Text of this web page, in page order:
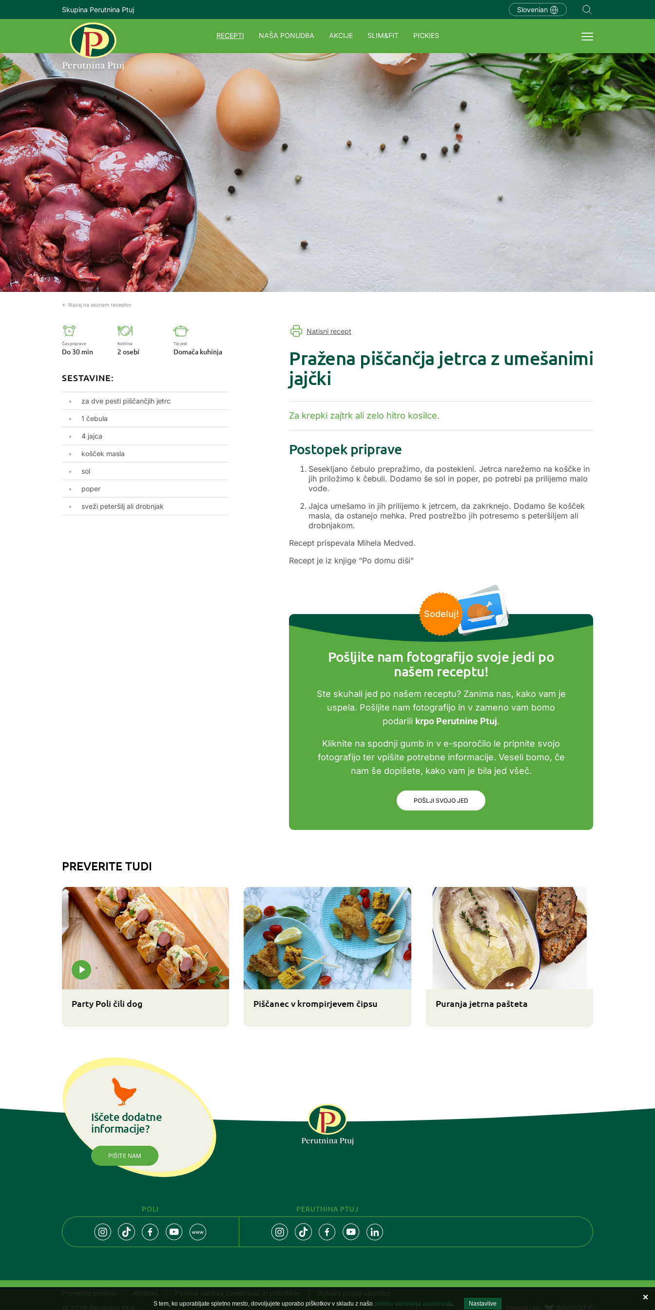
Skupina Perutnina Ptuj Slovenian
RECEPTI NAŠA PONUDBA AKCIJE SLIM&FIT PICKIES
← Nazaj na seznam receptov
Čas priprave
Do 30 min
Količina
2 osebi
Tip jedi
Domača kuhinja
SESTAVINE:
za dve pesti piščančjih jetrc
1 čebula
4 jajca
košček masla
sol
poper
sveži peteršilj ali drobnjak
Natisni recept
Pražena piščančja jetrca z umešanimi
jajčki
Za krepki zajtrk ali zelo hitro kosilce.
Postopek priprave
Sesekljano čebulo prepražimo, da postekleni. Jetrca narežemo na koščke in
jih priložimo k čebuli. Dodamo še sol in poper, po potrebi pa prilijemo malo
vode.
Jajca umešamo in jih prilijemo k jetrcem, da zakrknejo. Dodamo še košček
masla, da ostanejo mehka. Pred postrežbo jih potresemo s peteršiljem ali
drobnjakom.
Recept prispevala Mihela Medved.
Recept je iz knjige "Po domu diši"
Sodeluj!
Pošljite nam fotografijo svoje jedi po
našem receptu!
Ste skuhali jed po našem receptu? Zanima nas, kako vam je
uspela. Pošljite nam fotografijo in v zameno vam bomo
podarili krpo Perutnine Ptuj.
Kliknite na spodnji gumb in v e-sporočilo le pripnite svojo
fotografijo ter vpišite potrebne informacije. Veseli bomo, če
nam še dopišete, kako vam je bila jed všeč.
POŠLJI SVOJO JED
PREVERITE TUDI
Party Poli čili dog Piščanec v krompirjevem čipsu Puranja jetrna pašteta
Iščete dodatne
informacije?
PIŠITE NAM
POLI PERUTNINA PTUJ
Preverite poreklo Kontakt Politika varstva zasebnosti in piškotkov
Splošni pogoji uporabe
© 2026 Perutnina Ptuj
Produkcija: INNOVATIF
S tem, ko uporabljate spletno mesto, dovoljujete uporabo piškotkov v skladu z našo politiko varovanja zasebnosti. Nastavitve